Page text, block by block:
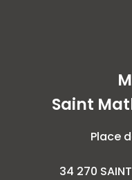
Saint
Place
34 270 SAINT